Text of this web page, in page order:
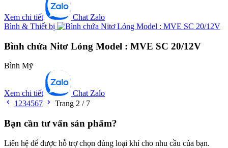
Xem chi tiết
Chat Zalo
Bình & Thiết bị
Bình chứa Nitơ Lỏng Model : MVE SC 20/12V
Bình Mỹ
Xem chi tiết
Chat Zalo
1234567 Trang 2 / 7
Bạn cần tư vấn sản phẩm?
Liên hệ để được hỗ trợ chọn đúng loại khí cho nhu cầu của bạn.